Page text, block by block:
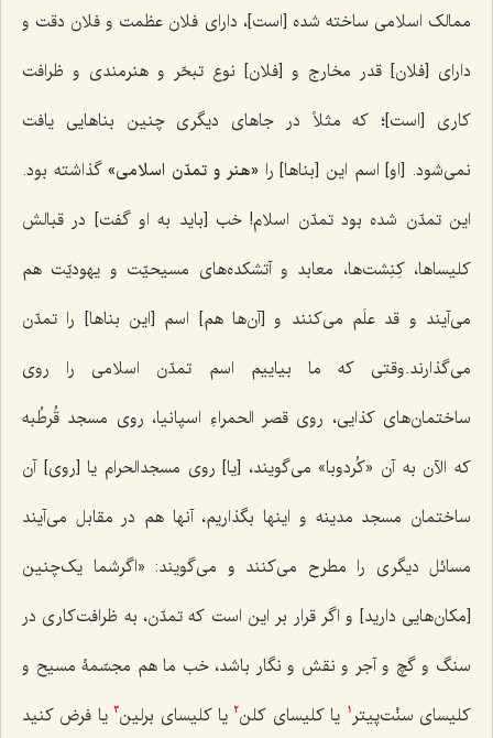
ممالک اسلامی ساخته شده [است]، دارای فلان عظمت و فلان دقت و
دارای [فلان] قدر مخارج و [فلان] نوع تبحّر و هنرمندی و ظرافت
کاری [است]؛ که مثلاً در جاهای دیگری چنین بناهایی یافت
نمی‌شود. [او] اسم این [بناها] را «هنر و تمدّن اسلامی»گذاشته بود.
این تمدّن شده بود تمدّن اسلام! خب [باید به ‌او ‌گفت] در قبالش
کلیساها، کِنِشت‌ها، معابد و آتشکده‌های مسیحیّت و یهودیّت هم
می‌آیند و قد علَم می‌کنند و [آن‌ها هم] اسم [این بناها] را تمدّن
می‌گذارند.وقتی که ما بیاییم اسم تمدّن اسلامی را روی
ساختمان‌های کذایی، روی قصر الحمراءِ اسپانیا، روی مسجد قُرطُبه
که الآن به آن «کُردوبا» می‌گویند، [یا] روی مسجدالحرام یا [روی] آن
ساختمان مسجد مدینه و اینها بگذاریم، آنها هم در مقابل می‌آیند
مسائل دیگری را مطرح می‌کنند و می‌گویند: «اگرشما یک‌چنین
[مکان‌هایی دارید] و اگر قرار بر این است که تمدّن، به ظرافت‌کاری در
سنگ و گچ و آجر و نقش و نگار باشد، خب ما هم مجسّمۀ مسیح و
کلیسای سنْت‌پیتر 1 یا کلیسای کلن2یا کلیسای برلین3یا فرض کنید